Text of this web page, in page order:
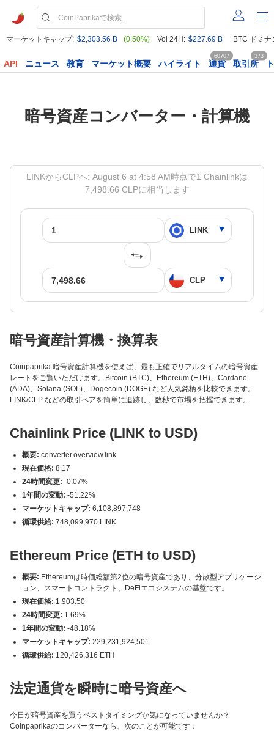
マーケットキャップ: $2,303.56 B (0.50%) Vol 24H: $227.69 B BTC ドミナ
API ニュース 教育 マーケット概要 ハイライト 通貨
60707
取引所
373
暗号資産コンバーター・計算機
LINKからCLPへ: August 6 at 4:58 AM時点で1 Chainlinkは
7,498.66 CLPに相当します
暗号資産計算機・換算表
Coinpaprika 暗号資産計算機を使えば、最も正確でリアルタイムの暗号資産
レートをご覧いただけます。Bitcoin (BTC)、Ethereum (ETH)、Cardano
(ADA)、Solana (SOL)、Dogecoin (DOGE) など人気銘柄を比較できます。
LINK/CLP などの取引ペアを簡単に追跡し、数秒で市場を把握できます。
Chainlink Price (LINK to USD)
概要: converter.overview.link
現在価格: 8.17
24時間変更: -0.07%
1年間の変動: -51.22%
マーケットキャップ: 6,108,897,748
循環供給: 748,099,970 LINK
Ethereum Price (ETH to USD)
概要: Ethereumは時価総額第2位の暗号資産であり、分散型アプリケーシ
ョン、スマートコントラクト、DeFiエコシステムの基盤です。
現在価格: 1,903.50
24時間変更: 1.69%
1年間の変動: -48.18%
マーケットキャップ: 229,231,924,501
循環供給: 120,426,316 ETH
法定通貨を瞬時に暗号資産へ
今日が暗号資産を買うベストタイミングか気になっていませんか？
Coinpaprikaのコンバーターなら、次のことが可能です：